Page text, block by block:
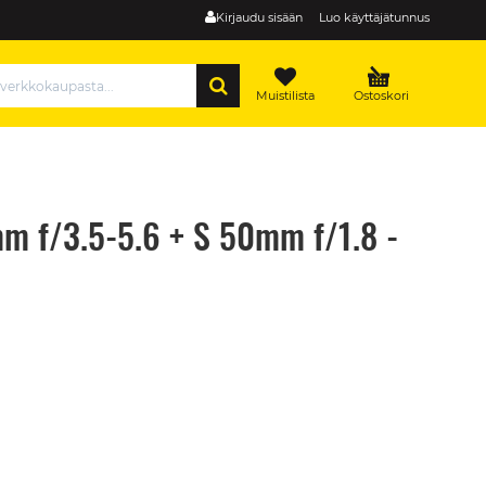
Kirjaudu sisään Luo käyttäjätunnus
Ostoskori
Muistilista
f/3.5-5.6 + S 50mm f/1.8 -